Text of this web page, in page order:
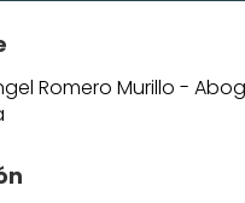
Romero Murillo -